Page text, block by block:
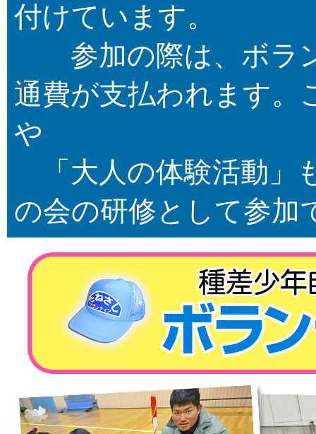
付けています。
参加の際は、ボラ
通費が支払われます。
や
「大人の体験活動」
の会の研修として参加